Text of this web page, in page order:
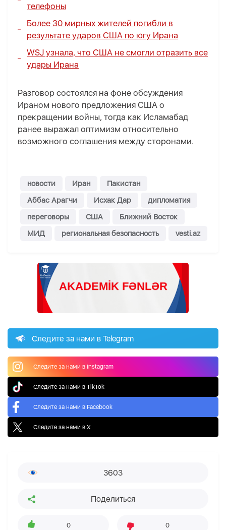
телефоны
Более 30 мирных жителей погибли в
результате ударов США по югу Ирана
WSJ узнала, что США не смогли отразить все
удары Ирана
Разговор состоялся на фоне обсуждения
Ираном нового предложения США о
прекращении войны, тогда как Исламабад
ранее выражал оптимизм относительно
возможного соглашения между сторонами.
новости Иран
Пакистан
Аббас Арагчи
Исхак Дар
дипломатия
переговоры
США
Ближний Восток
МИД
региональная безопасность vesti.az
Следите за нами в Telegram
Следите за нами в Instagram
Следите за нами в TikTok
Следите за нами в Facebook
Следите за нами в X
3603
Поделиться
0 0